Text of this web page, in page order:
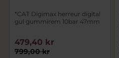
*CAT Digimax herreur digital
gul gummirem 10bar 47mm
799,00 kr
479,40 kr